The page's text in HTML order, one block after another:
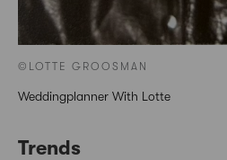
©LOTTE GROOSMAN
Weddingplanner With Lotte
Trends